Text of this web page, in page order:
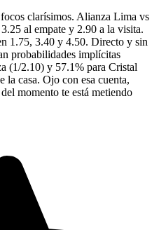
clarísimos. Alianza Lima vs
al empate y 2.90 a la visita.
1.75, 3.40 y 4.50. Directo y sin
probabilidades implícitas
(1/2.10) y 57.1% para Cristal
la casa. Ojo con esa cuenta,
momento te está metiendo